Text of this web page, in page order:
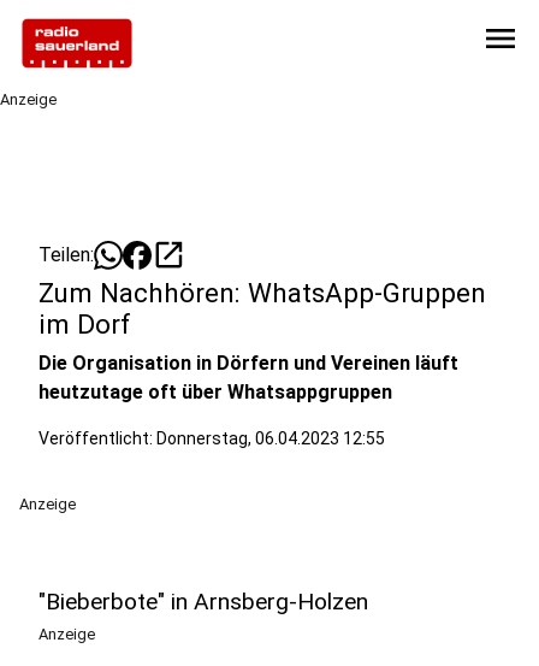
menu
Anzeige
Teilen: open_in_new
Zum Nachhören: WhatsApp-Gruppen
im Dorf
Die Organisation in Dörfern und Vereinen läuft
heutzutage oft über Whatsappgruppen
Veröffentlicht: Donnerstag, 06.04.2023 12:55
Anzeige
"Bieberbote" in Arnsberg-Holzen
Anzeige